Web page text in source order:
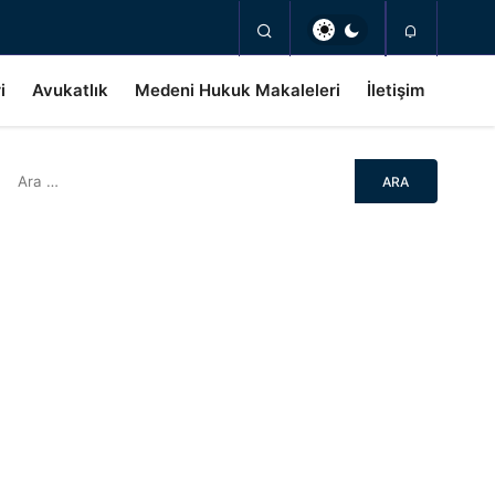
Avukatlık Medeni Hukuk Makaleleri İletişim